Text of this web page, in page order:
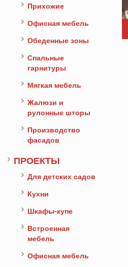
Прихожие
Офисная мебель
Обеденные зоны
Спальные
гарнитуры
Мягкая мебель
Жалюзи и
рулонные шторы
Производство
фасадов
ПРОЕКТЫ
Для детских садов
Кухни
Шкафы-купе
Встроенная
мебель
Офисная мебель